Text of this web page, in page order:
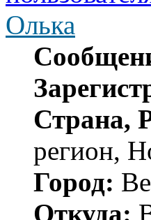
Олька
Страна,
регион,
Город:
Откуда: